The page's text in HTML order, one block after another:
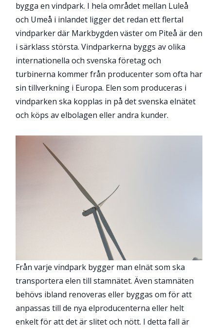
bygga en vindpark. I hela området mellan Luleå
och Umeå i inlandet ligger det redan ett flertal
vindparker där Markbygden väster om Piteå är den
i särklass största. Vindparkerna byggs av olika
internationella och svenska företag och
turbinerna kommer från producenter som ofta har
sin tillverkning i Europa. Elen som produceras i
vindparken ska kopplas in på det svenska elnätet
och köps av elbolagen eller andra kunder.
Från varje vindpark bygger man elnät som ska
transportera elen till stamnätet. Även stamnäten
behövs ibland renoveras eller byggas om för att
anpassas till de nya elproducenterna eller helt
enkelt för att det är slitet och nött. I detta fall är